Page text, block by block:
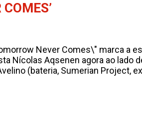
Never Comes\" marca a
Nícolas Aqsenen agora ao lado
(bateria, Sumerian Project,